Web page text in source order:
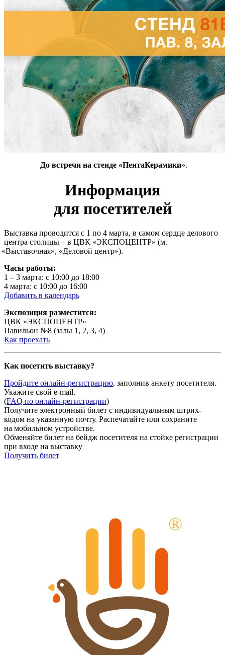
До встречи на стенде «ПентаКерамики».
Информация
для посетителей
Выставка проводится с 1 по 4 марта, в самом сердце делового
центра столицы – в ЦВК «ЭКСПОЦЕНТР» (м.
«Выставочная», «Деловой центр»).
Часы работы:
1 – 3 марта: с 10:00 до 18:00
4 марта: с 10:00 до 16:00
Добавить в календарь
Экспозиция разместится:
ЦВК «ЭКСПОЦЕНТР»
Павильон №8 (залы 1, 2, 3, 4)
Как проехать
Как посетить выставку?
Пройдите онлайн-регистрацию, заполнив анкету посетителя.
Укажите свой e-mail.
(FAQ по онлайн-регистрации)
Получите электронный билет с индивидуальным штрих-
кодом на указанную почту. Распечатайте или сохраните
на мобильном устройстве.
Обменяйте билет на бейдж посетителя на стойке регистрации
при входе на выставку
Получить билет